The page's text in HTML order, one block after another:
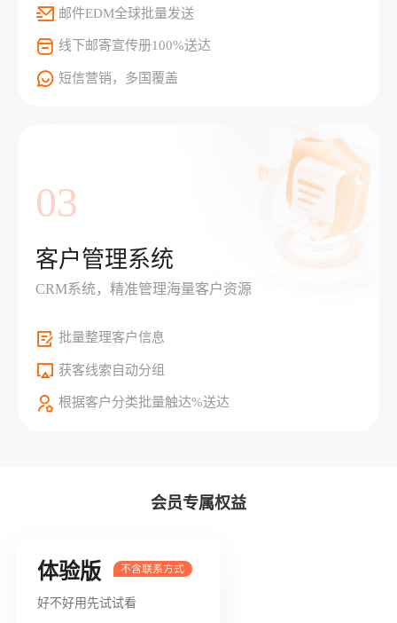
邮件EDM全球批量发送
线下邮寄宣传册100%送达
短信营销，多国覆盖
03
客户管理系统
CRM系统，精准管理海量客户资源
批量整理客户信息
获客线索自动分组
根据客户分类批量触达%送达
会员专属权益
体验版
好不好用先试试看